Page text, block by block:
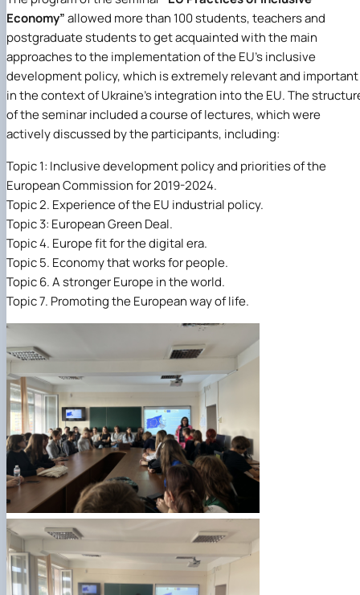
Economy”allowed more than 100 students, teachers and
postgraduate students to get acquainted with the main
approaches to the implementation of the EU's inclusive
development policy, which is extremely relevant and important
in the context of Ukraine's integration into the EU. The
of the seminar included a course of lectures, which were
actively discussed by the participants, including:
Topic 1: Inclusive development policy and priorities of the
European Commission for 2019-2024.
Topic 2. Experience of the EU industrial policy.
Topic 3: European Green Deal.
Topic 4. Europe fit for the digital era.
Topic 5. Economy that works for people.
Topic 6. A stronger Europe in the world.
Topic 7. Promoting the European way of life.